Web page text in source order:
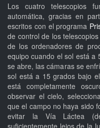
Los cuatro telescopios
automática, gracias en
escritos con el programa
de control de los
de los ordenadores de
equipo cuando el sol está a
se abre, las cámaras se
sol está a 15 grados bajo
está completamente
observar el cielo,
que el campo no haya sido
evitar la Vía Láctea
suficientemente lejos de la